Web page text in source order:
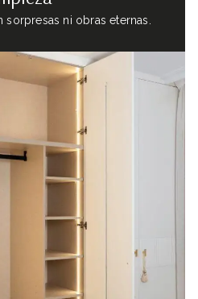
sorpresas ni obras eternas.